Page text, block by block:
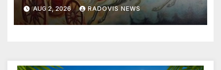
AUG 2, 2026 RADOVIS NEWS